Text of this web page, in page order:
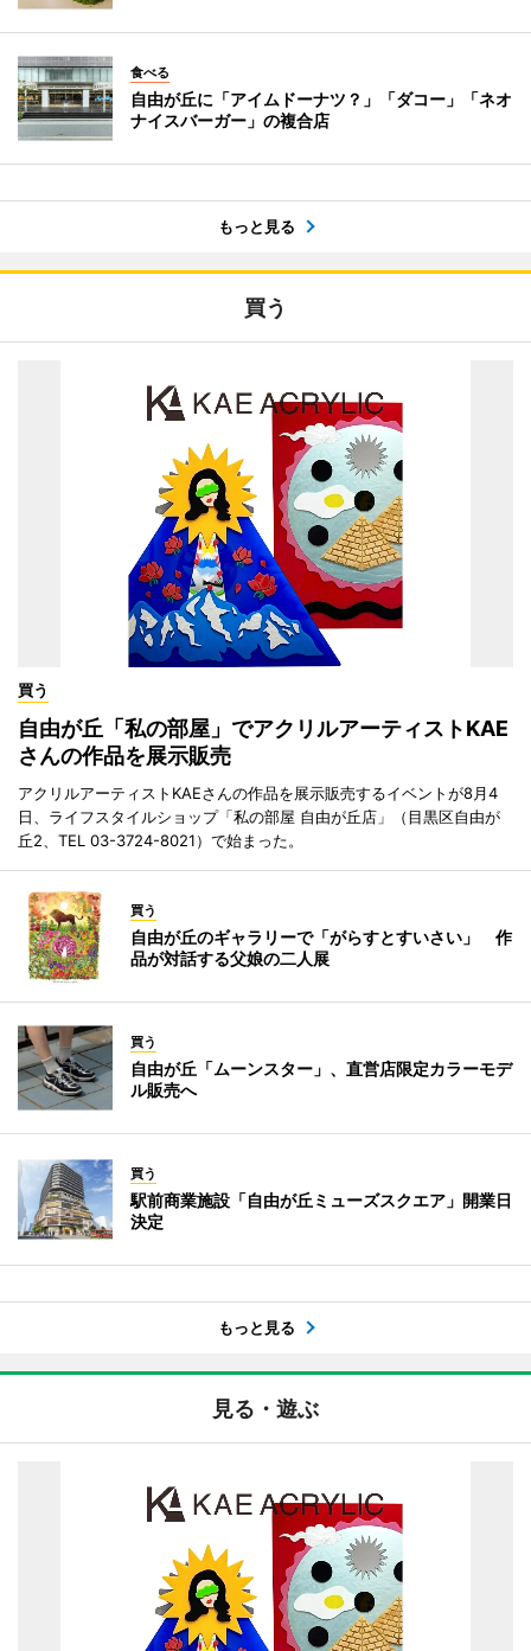
食べる
自由が丘に「アイムドーナツ？」「ダコー」「ネオ
ナイスバーガー」の複合店
もっと見る
買う
買う
自由が丘「私の部屋」でアクリルアーティストKAE
さんの作品を展示販売
アクリルアーティストKAEさんの作品を展示販売するイベントが8月4
日、ライフスタイルショップ「私の部屋 自由が丘店」（目黒区自由が
丘2、TEL 03-3724-8021）で始まった。
買う
自由が丘のギャラリーで「がらすとすいさい」 作
品が対話する父娘の二人展
買う
自由が丘「ムーンスター」、直営店限定カラーモデ
ル販売へ
買う
駅前商業施設「自由が丘ミューズスクエア」開業日
決定
もっと見る
見る・遊ぶ